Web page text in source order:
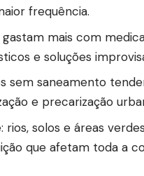
frequência.
gastam mais com
e soluções
sem saneamento
e precarização
rios, solos e áreas
que afetam toda a